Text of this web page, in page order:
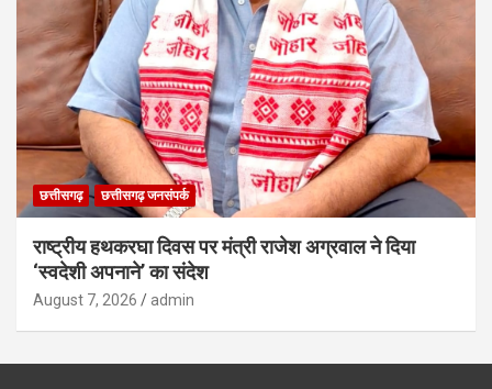
छत्तीसगढ़ छत्तीसगढ़ जनसंपर्क
राष्ट्रीय हथकरघा दिवस पर मंत्री राजेश अग्रवाल ने दिया
‘स्वदेशी अपनाने’ का संदेश
August 7, 2026 admin